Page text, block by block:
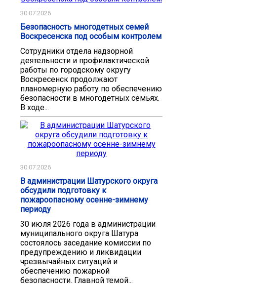
30.07.2026
Безопасность многодетных семей
Воскресенска под особым контролем
Сотрудники отдела надзорной
деятельности и профилактической
работы по городскому округу
Воскресенск продолжают
планомерную работу по обеспечению
безопасности в многодетных семьях.
В ходе...
30.07.2026
В администрации Шатурского округа
обсудили подготовку к
пожароопасному осенне-зимнему
периоду
30 июля 2026 года в администрации
муниципального округа Шатура
состоялось заседание комиссии по
предупреждению и ликвидации
чрезвычайных ситуаций и
обеспечению пожарной
безопасности. Главной темой...